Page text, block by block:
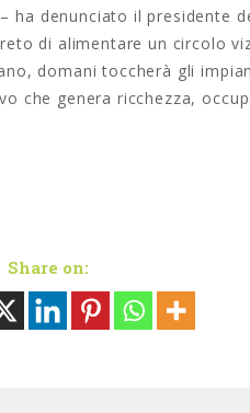
ha denunciato il presidente
di alimentare un circolo
domani toccherà gli
che genera ricchezza,
Share on: